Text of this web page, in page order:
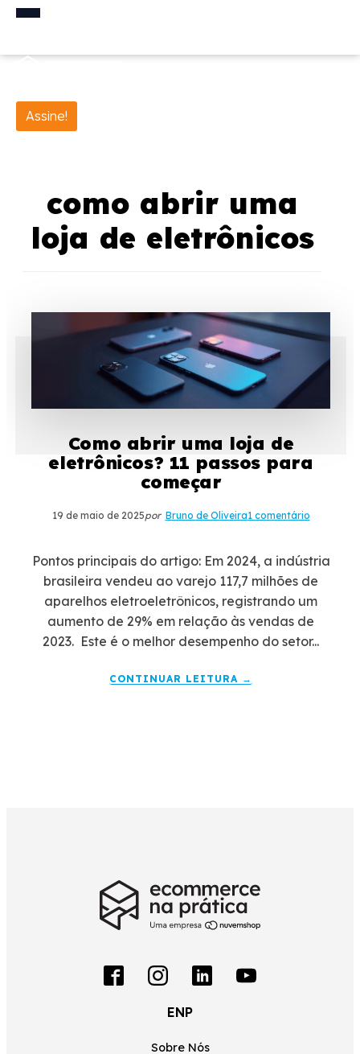
Assine!
como abrir uma
loja de eletrônicos
Como abrir uma loja de
eletrônicos? 11 passos para
começar
19 de maio de 2025por Bruno de Oliveira1 comentário
Pontos principais do artigo: Em 2024, a indústria
brasileira vendeu ao varejo 117,7 milhões de
aparelhos eletroeletrônicos, registrando um
aumento de 29% em relação às vendas de
2023. Este é o melhor desempenho do setor...
CONTINUAR LEITURA →
ENP
Sobre Nós